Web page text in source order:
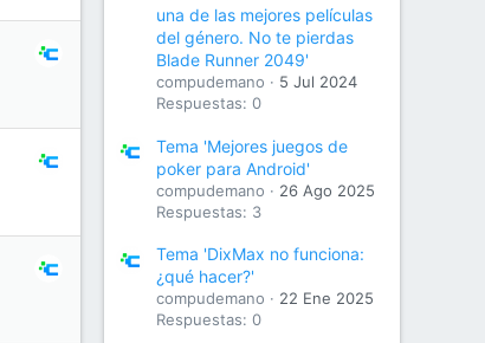
una de las mejores películas
del género. No te pierdas
Blade Runner 2049'
compudemano
5 Jul 2024
Respuestas: 0
Tema 'Mejores juegos de
poker para Android'
compudemano
26 Ago 2025
Respuestas: 3
Tema 'DixMax no funciona:
¿qué hacer?'
compudemano
22 Ene 2025
Respuestas: 0